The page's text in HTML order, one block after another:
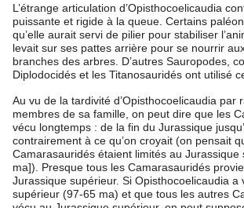
L’étrange articulation d’Opisthocoelicaudia
puissante et rigide à la queue. Certains
qu’elle aurait servi de pilier pour stabiliser
levait sur ses pattes arrière pour se nourrir
branches des arbres. D’autres Sauropodes,
Diplodocidés et les Titanosauridés ont utilisé
Au vu de la tardivité d’Opisthocoelicaudia par
membres de sa famille, on peut dire que les
vécu longtemps : de la fin du Jurassique
contrairement à ce qu’on croyait (on pensait
Camarasauridés étaient limités au Jurassique
ma]). Presque tous les Camarasauridés
Jurassique supérieur. Si Opisthocoelicaudia a
supérieur (97-65 ma) et que tous les autres